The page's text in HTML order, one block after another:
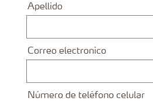
Apellido
Correo electronico
Número de teléfono celular